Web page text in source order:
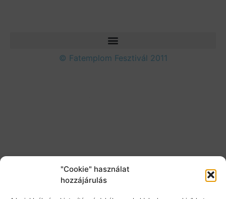
"Cookie" használat
hozzájárulás
© Fatemplom Fesztivál 2011